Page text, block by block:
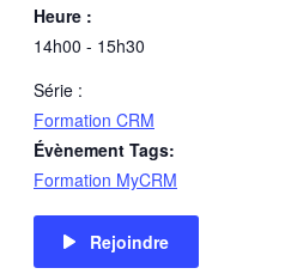
Heure :
14h00 - 15h30
Série :
Formation CRM
Évènement Tags:
Formation MyCRM
Rejoindre